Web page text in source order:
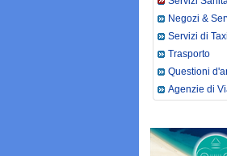
Negozi &
Servizi di Taxi
Trasporto
Questioni
Agenzie di